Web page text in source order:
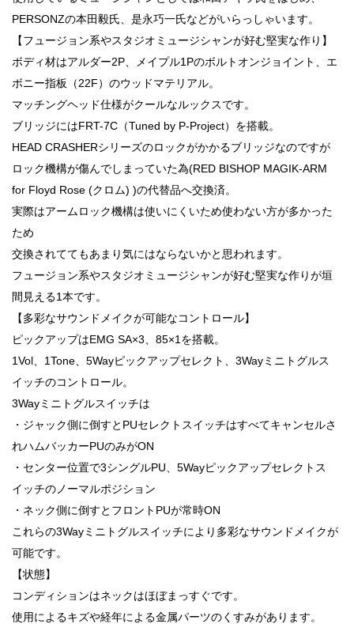
PERSONZの本田毅氏、是永巧一氏などがいらっしゃいます。
【フュージョン系やスタジオミュージシャンが好む堅実な作り】
ボディ材はアルダー2P、メイプル1Pのボルトオンジョイント、エ
ボニー指板（22F）のウッドマテリアル。
マッチングヘッド仕様がクールなルックスです。
ブリッジにはFRT-7C（Tuned by P-Project）を搭載。
HEAD CRASHERシリーズのロックがかかるブリッジなのですが
ロック機構が傷んでしまっていた為(RED BISHOP MAGIK-ARM
for Floyd Rose (クロム) )の代替品へ交換済。
実際はアームロック機構は使いにくいため使わない方が多かった
ため
交換されててもあまり気にはならないかと思われます。
フュージョン系やスタジオミュージシャンが好む堅実な作りが垣
間見える1本です。
【多彩なサウンドメイクが可能なコントロール】
ピックアップはEMG SA×3、85×1を搭載。
1Vol、1Tone、5Wayピックアップセレクト、3Wayミニトグルス
イッチのコントロール。
3Wayミニトグルスイッチは
・ジャック側に倒すとPUセレクトスイッチはすべてキャンセルさ
れハムバッカーPUのみがON
・センター位置で3シングルPU、5Wayピックアップセレクトス
イッチのノーマルポジション
・ネック側に倒すとフロントPUが常時ON
これらの3Wayミニトグルスイッチにより多彩なサウンドメイクが
可能です。
【状態】
コンディションはネックはほぼまっすぐです。
使用によるキズや経年による金属パーツのくすみがあります。